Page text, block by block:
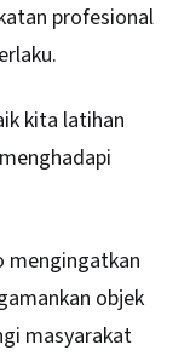
profesional
kita latihan
mengingatkan
objek
masyarakat